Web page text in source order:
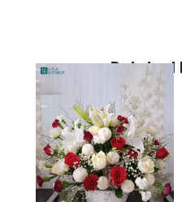
Related